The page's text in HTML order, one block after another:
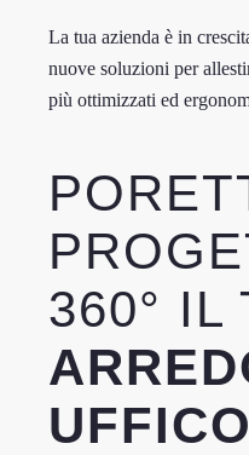
La tua azienda è in
nuove soluzioni per
più ottimizzati ed
360° IL
UFFICO